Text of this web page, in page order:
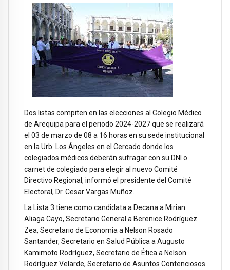
Dos listas compiten en las elecciones al Colegio Médico
de Arequipa para el periodo 2024-2027 que se realizará
el 03 de marzo de 08 a 16 horas en su sede institucional
en la Urb. Los Ángeles en el Cercado donde los
colegiados médicos deberán sufragar con su DNI o
carnet de colegiado para elegir al nuevo Comité
Directivo Regional, informó el presidente del Comité
Electoral, Dr. Cesar Vargas Muñoz.
La Lista 3 tiene como candidata a Decana a Mirian
Aliaga Cayo, Secretario General a Berenice Rodríguez
Zea, Secretario de Economía a Nelson Rosado
Santander, Secretario en Salud Pública a Augusto
Kamimoto Rodríguez, Secretario de Ética a Nelson
Rodríguez Velarde, Secretario de Asuntos Contenciosos